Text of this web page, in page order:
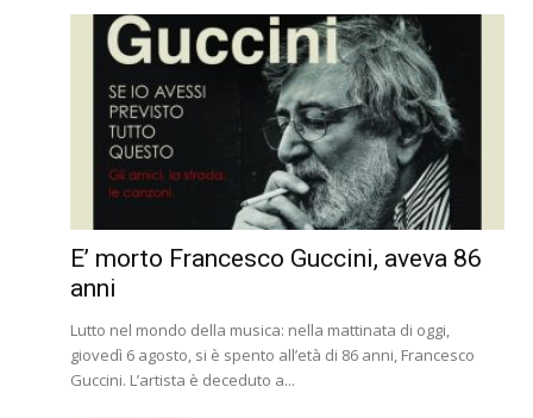
E’ morto Francesco Guccini, aveva 86
anni
Lutto nel mondo della musica: nella mattinata di oggi,
giovedì 6 agosto, si è spento all’età di 86 anni, Francesco
Guccini. L’artista è deceduto a...